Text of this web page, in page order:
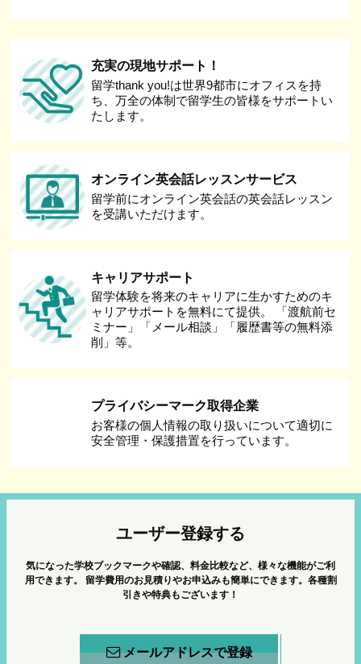
充実の現地サポート！
留学thank you!は世界9都市にオフィスを持
ち、万全の体制で留学生の皆様をサポートい
たします。
オンライン英会話レッスンサービス
留学前にオンライン英会話の英会話レッスン
を受講いただけます。
キャリアサポート
留学体験を将来のキャリアに生かすためのキ
ャリアサポートを無料にて提供。 「渡航前セ
ミナー」「メール相談」「履歴書等の無料添
削」等。
プライバシーマーク取得企業
お客様の個人情報の取り扱いについて適切に
安全管理・保護措置を行っています。
ユーザー登録する
気になった学校ブックマークや確認、料金比較など、様々な機能がご利
用できます。
留学費用のお見積りやお申込みも簡単にできます。各種割
引きや特典もございます！
メールアドレスで登録